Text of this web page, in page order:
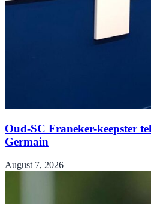
Oud-SC Franeker-keepster
Germain
August 7, 2026